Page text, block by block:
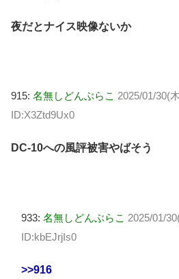
夜だとナイス映像ないか
915: 名無しどんぶらこ 2025/01/30(
ID:X3Ztd9Ux0
DC-10への風評被害やばそう
933: 名無しどんぶらこ 2025/01/
ID:kbEJrjIs0
>>916